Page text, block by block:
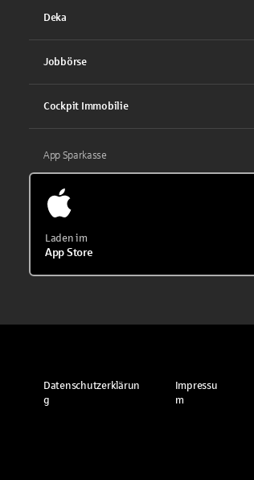
Deka
Jobbörse
Cockpit Immobilie
App Sparkasse
Laden im
App Store
Datenschutzerklärun
g
Impressu
m